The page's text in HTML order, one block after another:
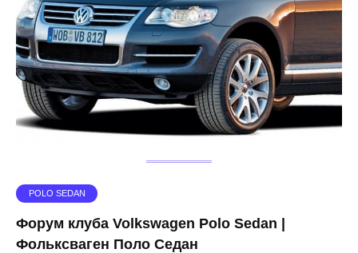
POLO SEDAN
Форум клуба Volkswagen Polo Sedan |
Фольксваген Поло Седан